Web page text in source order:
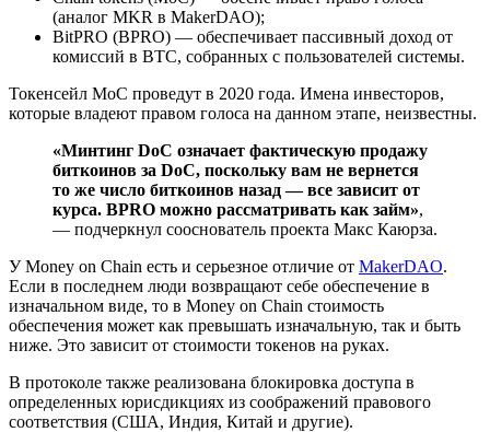
(аналог MKR в MakerDAO);
BitPRO (BPRO) — обеспечивает пассивный доход от
комиссий в BTC, собранных с пользователей системы.
Токенсейл MoC проведут в 2020 года. Имена инвесторов,
которые владеют правом голоса на данном этапе, неизвестны.
«Минтинг DoC означает фактическую продажу
биткоинов за DoC, поскольку вам не вернется
то же число биткоинов назад — все зависит от
курса. BPRO можно рассматривать как займ»,
— подчеркнул сооснователь проекта Макс Каюрза.
У Money on Chain есть и серьезное отличие от MakerDAO.
Если в последнем люди возвращают себе обеспечение в
изначальном виде, то в Money on Chain стоимость
обеспечения может как превышать изначальную, так и быть
ниже. Это зависит от стоимости токенов на руках.
В протоколе также реализована блокировка доступа в
определенных юрисдикциях из соображений правового
соответствия (США, Индия, Китай и другие).